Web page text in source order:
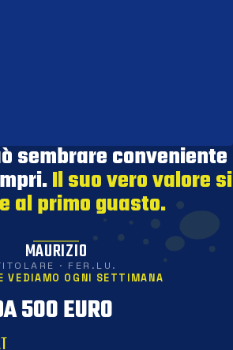
sembrare conveniente
Il suo vero valore si
al primo guasto.
MAURIZIO
· FER.LU.
VEDIAMO OGNI SETTIMANA
500 EURO